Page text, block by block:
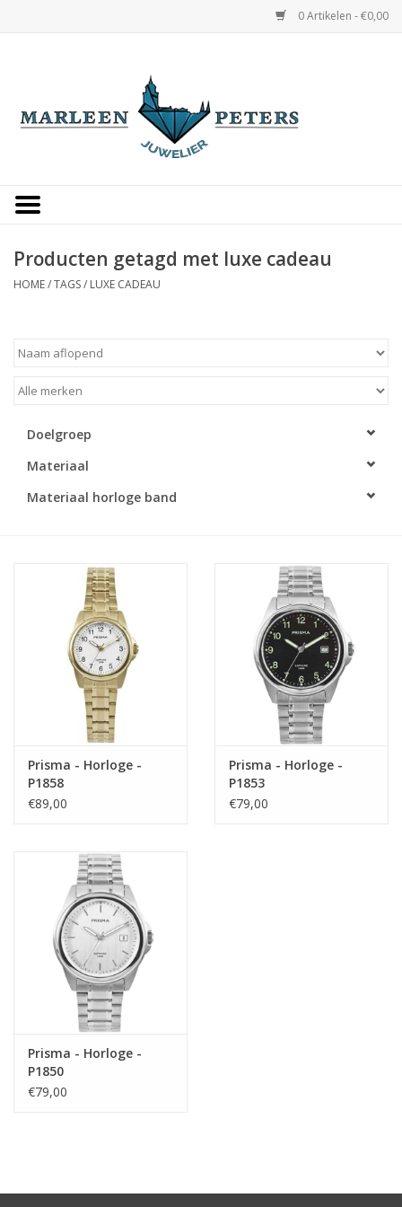
0 Artikelen - €0,00
Occasions
Overige
Merken
Cadeaukaarten
Producten getagd met luxe cadeau
HOME/TAGS/ LUXE CADEAU
Doelgroep
Materiaal
Materiaal horloge band
Prisma - Horloge -
P1858
€89,00
Prisma - Horloge -
P1853
€79,00
Prisma - Horloge -
P1850
€79,00